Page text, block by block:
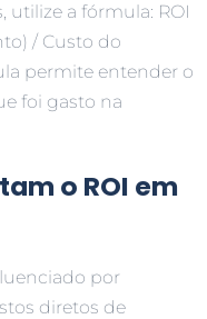
utilize a fórmula: ROI
/ Custo do
permite entender o
foi gasto na
o ROI em
por
diretos de